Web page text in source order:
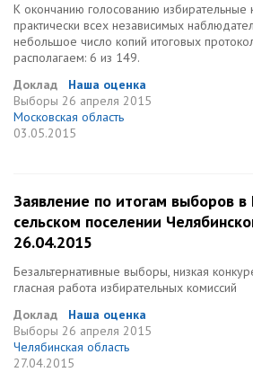
К окончанию голосованию избирательные
практически всех независимых
небольшое число копий итоговых
располагаем: 6 из 149.
Доклад
Наша оценка
Выборы 26 апреля 2015
Московская область
03.05.2015
Заявление по итогам выборов
сельском поселении
26.04.2015
Безальтернативные выборы, низкая
гласная работа избирательных комиссий
Доклад
Наша оценка
Выборы 26 апреля 2015
Челябинская область
27.04.2015